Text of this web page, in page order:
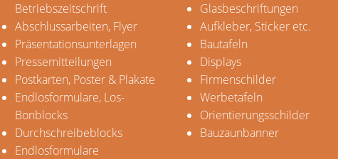
Betriebszeitschrift
Abschlussarbeiten, Flyer
Präsentationsunterlagen
Pressemitteilungen
Postkarten, Poster & Plakate
Endlosformulare, Los-
Bonblocks
Durchschreibeblocks
Endlosformulare
Glasbeschriftungen
Aufkleber, Sticker etc.
Bautafeln
Displays
Firmenschilder
Werbetafeln
Orientierungsschilder
Bauzaunbanner